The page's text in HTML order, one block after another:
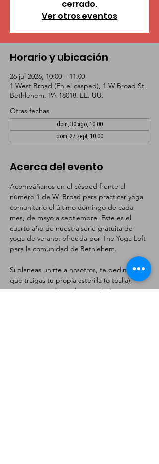
cerrado.
Ver otros eventos
Horario y ubicación
26 jul 2026, 10:00 – 11:00
1 West Broad (En el césped), 1 W Broad St,
Bethlehem, PA 18018, EE. UU.
Otras fechas
dom, 30 ago, 10:00
dom, 27 sept, 10:00
Acerca del evento
Acompáñanos en el césped frente al
número 1 de W. Broad para practicar yoga
comunitario el último domingo de cada
mes, de mayo a septiembre. Este es el
cuarto año de nuestra serie gratuita de
yoga de verano, ofrecida por The Yoga Loft
para la comunidad de Bethlehem.
Si planeas unirte a nosotros, te pedimos
que traigas tu propia esterilla (o toalla),
agua y ropa adecuada para el clima.